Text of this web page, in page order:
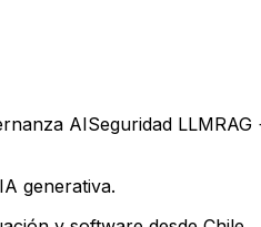
AISeguridad LLMRAG
generativa.